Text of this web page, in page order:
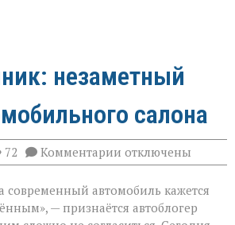
незаметный
салона
72 Комментарии к
записи
незаметный
герой
автомобильного
отключены
современный автомобиль кажется
— признаётся автоблогер